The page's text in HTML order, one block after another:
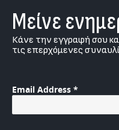
Μείνε
Κάνε την εγγραφή σου
τις επερχόμενες
Email Address *